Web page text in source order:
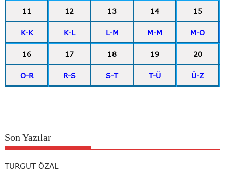
11 12 13 14 15
K-K K-L L-M M-M M-O
16 17 18 19 20
O-R R-S S-T T-Ü Ü-Z
Son Yazılar
TURGUT ÖZAL